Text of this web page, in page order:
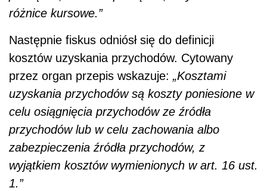
różnice kursowe.”
Następnie fiskus odniósł się do definicji
kosztów uzyskania przychodów. Cytowany
przez organ przepis wskazuje: „Kosztami
uzyskania przychodów są koszty poniesione w
celu osiągnięcia przychodów ze źródła
przychodów lub w celu zachowania albo
zabezpieczenia źródła przychodów, z
wyjątkiem kosztów wymienionych w art. 16 ust.
1.”